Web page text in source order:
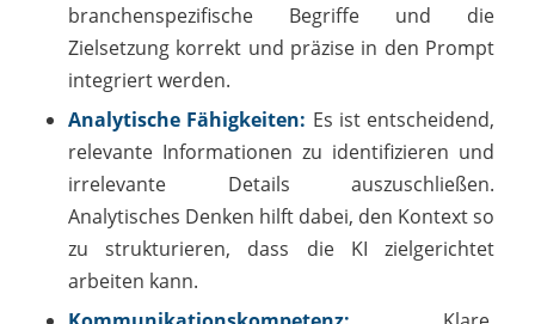
branchenspezifische Begriffe und die
Zielsetzung korrekt und präzise in den Prompt
integriert werden.
Analytische Fähigkeiten: Es ist entscheidend,
relevante Informationen zu identifizieren und
irrelevante Details auszuschließen.
Analytisches Denken hilft dabei, den Kontext so
zu strukturieren, dass die KI zielgerichtet
arbeiten kann.